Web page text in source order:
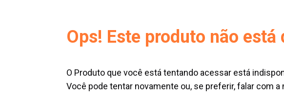
Ops! Este produto não está
O Produto que você está tentando acessar está
Você pode tentar novamente ou, se preferir, falar com